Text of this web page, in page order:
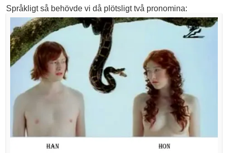
Språkligt så behövde vi då plötsligt två pronomina: